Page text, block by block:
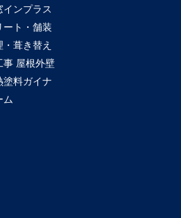
ンプラス
ート・舗装
葺き替え
事 屋根外壁
塗料ガイナ
ム